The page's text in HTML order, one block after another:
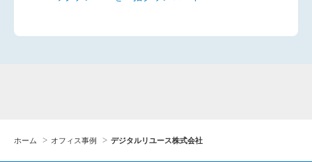
ホーム オフィス事例 デジタルリユース株式会社